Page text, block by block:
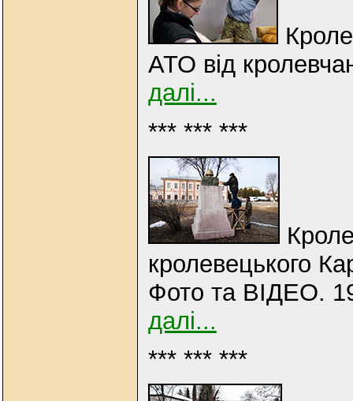
АТО від
далі...
*** *** ***
кролевецького
Фото та ВІДЕО.
далі...
*** *** ***